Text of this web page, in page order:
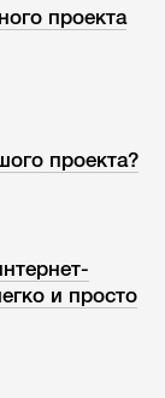
проекта
проекта?
и просто